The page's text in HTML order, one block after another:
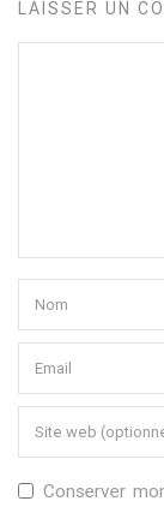
LAISSER UN
Conserver